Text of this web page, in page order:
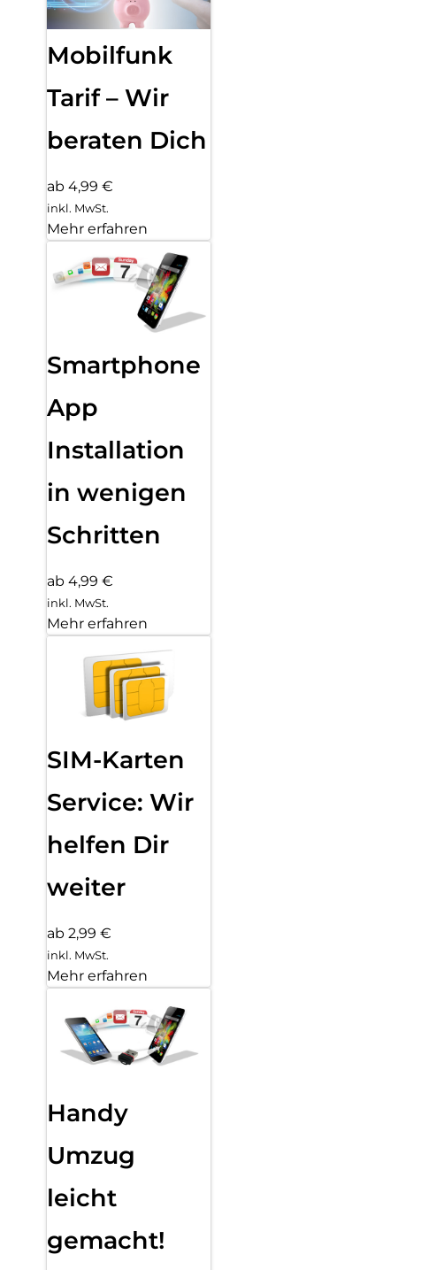
Mobilfunk
Tarif – Wir
beraten Dich
ab 4,99 €
inkl. MwSt.
Mehr erfahren
Smartphone
App
Installation
in wenigen
Schritten
ab 4,99 €
inkl. MwSt.
Mehr erfahren
SIM-Karten
Service: Wir
helfen Dir
weiter
ab 2,99 €
inkl. MwSt.
Mehr erfahren
Handy
Umzug
leicht
gemacht!